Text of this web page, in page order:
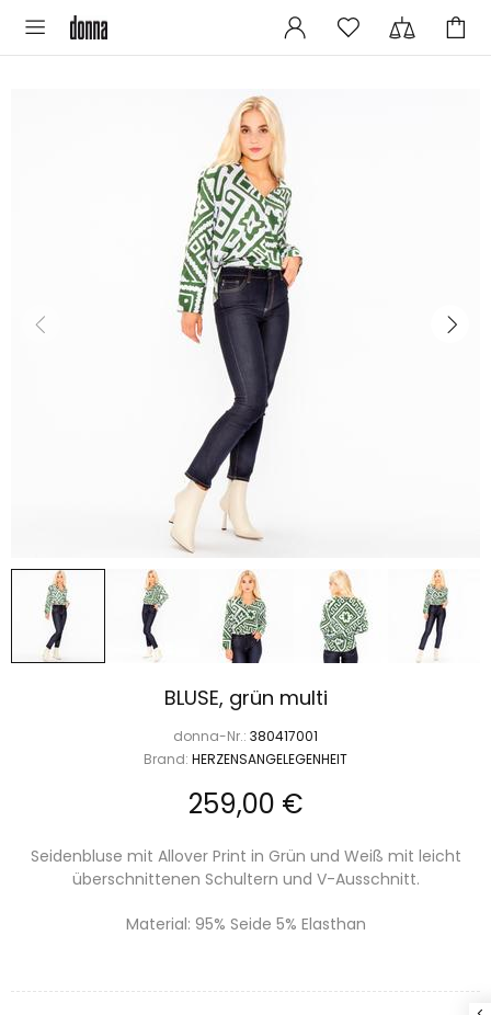
BLUSE, grün multi
donna-Nr.: 380417001
Brand: HERZENSANGELEGENHEIT
259,00 €
Seidenbluse mit Allover Print in Grün und Weiß mit leicht
überschnittenen Schultern und V-Ausschnitt.
Material: 95% Seide 5% Elasthan